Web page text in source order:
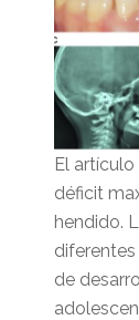
El
déficit
hendido.
de